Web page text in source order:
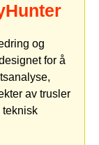
og
for å
av trusler
teknisk